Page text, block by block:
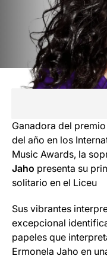
Ganadora del
del año en los
Music Awards, la
Jaho presenta su
solitario en el Liceu
Sus vibrantes
excepcional
papeles que
Ermonela Jaho en